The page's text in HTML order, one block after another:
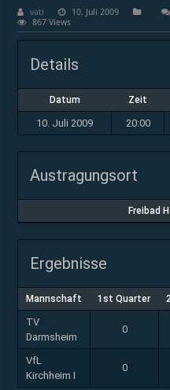
vati 10. Juli 2009
867 Views
Details
Datum Zeit
10. Juli 2009 20:00
Austragungsort
Freibad
Ergebnisse
Mannschaft 1st Quarter
TV
Darmsheim
0
VfL
Kirchheim I
0